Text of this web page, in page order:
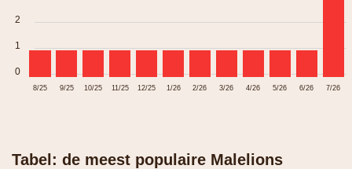
2
1
0
8/25 9/25 10/25 11/25 12/25 1/26 2/26 3/26 4/26 5/26 6/26 7/26
Tabel: de meest populaire Malelions